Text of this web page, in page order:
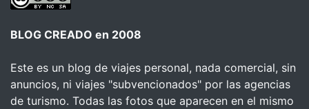
BLOG CREADO en 2008
Este es un blog de viajes personal, nada comercial, sin
anuncios, ni viajes "subvencionados" por las agencias
de turismo. Todas las fotos que aparecen en el mismo